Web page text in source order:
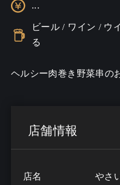
...
ビール / ワイン / ウ
る
ヘルシー肉巻き野菜串の
店舗情報
店名 やさ